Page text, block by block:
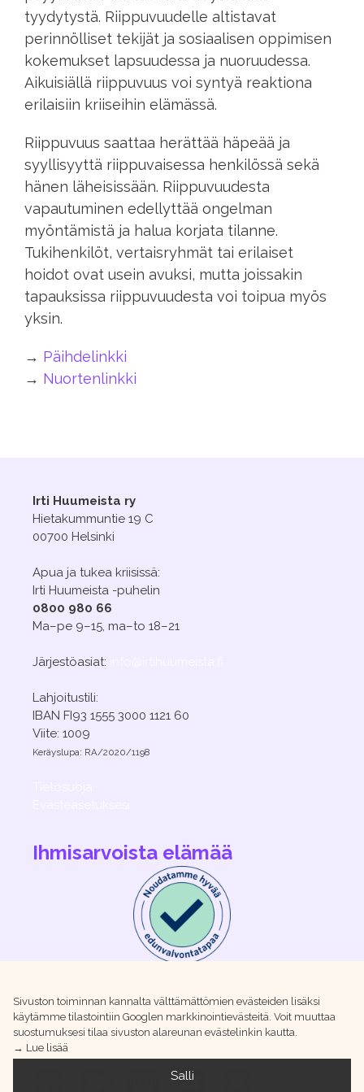
Sivuston toiminnan kannalta välttämättömien evästeiden lisäksi
käytämme tilastointiin Googlen markkinointievästeitä. Voit muuttaa
suostumuksesi tilaa sivuston alareunan evästelinkin kautta.
→ Lue lisää
Salli
tyydytystä. Riippuvuudelle altistavat
perinnölliset tekijät ja sosiaalisen oppimisen
kokemukset lapsuudessa ja nuoruudessa.
Aikuisiällä riippuvuus voi syntyä reaktiona
erilaisiin kriiseihin elämässä.
Riippuvuus saattaa herättää häpeää ja
syyllisyyttä riippuvaisessa henkilössä sekä
hänen läheisissään. Riippuvuudesta
vapautuminen edellyttää ongelman
myöntämistä ja halua korjata tilanne.
Tukihenkilöt, vertaisryhmät tai erilaiset
hoidot ovat usein avuksi, mutta joissakin
tapauksissa riippuvuudesta voi toipua myös
yksin.
→ Päihdelinkki
→ Nuortenlinkki
Irti Huumeista ry
Hietakummuntie 19 C
00700 Helsinki
Apua ja tukea kriisissä:
Irti Huumeista -puhelin
0800 980 66
Ma–pe 9–15, ma–to 18–21
Järjestöasiat:
Lahjoitustili:
IBAN FI93 1555 3000 1121 60
Viite: 1009
Keräyslupa: RA/2020/1198
Ihmisarvoista elämää